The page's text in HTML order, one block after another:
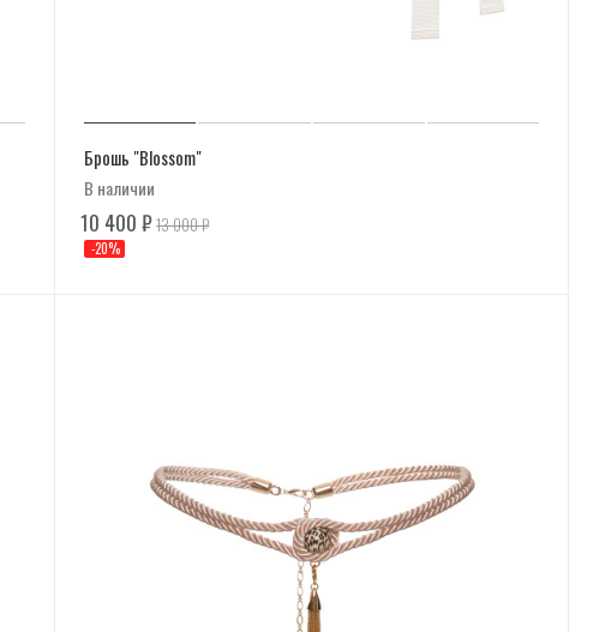
Брошь "Blossom"
В наличии
10 400 ₽13 000₽
-20%